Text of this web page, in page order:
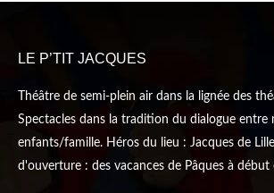
LE P’TIT JACQUES
Théâtre de semi-plein air dans la lignée des
Spectacles dans la tradition du dialogue entre
enfants/famille. Héros du lieu : Jacques de
d'ouverture : des vacances de Pâques à début